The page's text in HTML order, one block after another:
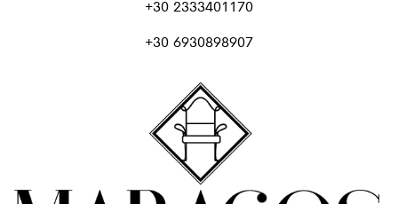
+30 2333401170
+30 6930898907